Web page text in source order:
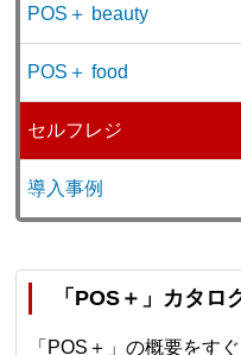
POS＋ beauty
POS＋ food
セルフレジ
導入事例
「POS＋」カタロ
「POS＋」の概要をす